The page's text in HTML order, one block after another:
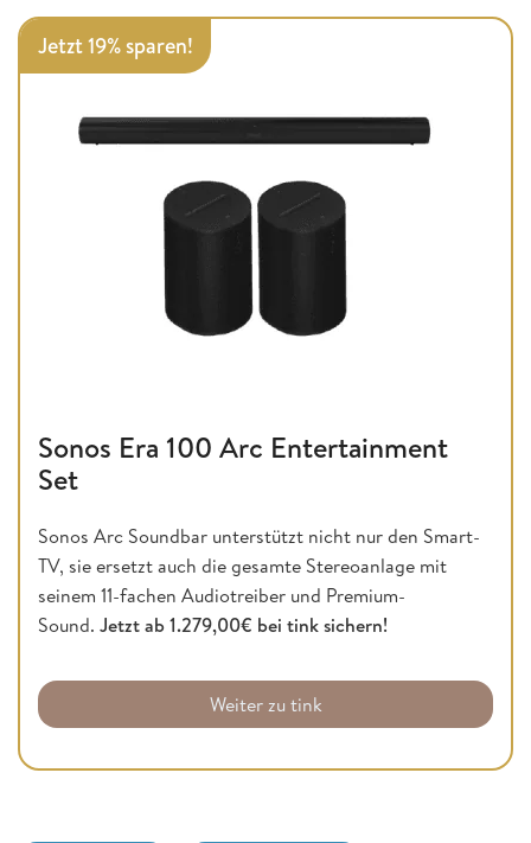
Jetzt 19% sparen!
Sonos Era 100 Arc Entertainment
Set
Sonos Arc Soundbar unterstützt nicht nur den Smart-
TV, sie ersetzt auch die gesamte Stereoanlage mit
seinem 11-fachen Audiotreiber und Premium-
Sound. Jetzt ab 1.279,00€ bei tink sichern!
Weiter zu tink